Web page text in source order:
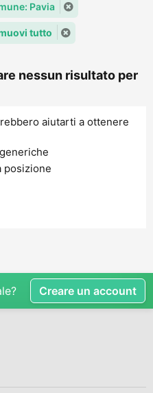
Pavia
tutto
nessun risultato per
aiutarti a ottenere
posizione
Creare un account